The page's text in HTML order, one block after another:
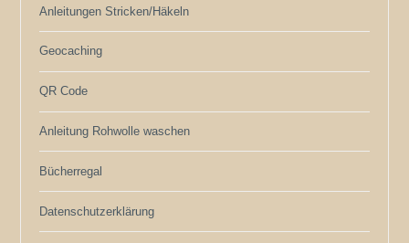
Anleitungen Stricken/Häkeln
Geocaching
QR Code
Anleitung Rohwolle waschen
Bücherregal
Datenschutzerklärung